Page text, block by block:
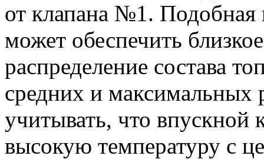
от клапана №1. Подобная
может обеспечить
распределение состава
средних и
учитывать, что
высокую температуру с